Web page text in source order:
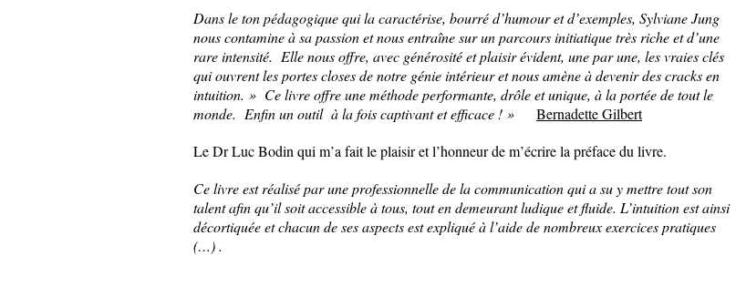
Dans le ton pédagogique qui la caractérise, bourré d’humour et d’exemples, Sylviane Jung
nous contamine à sa passion et nous entraîne sur un parcours initiatique très riche et d’une
rare intensité. Elle nous offre, avec générosité et plaisir évident, une par une, les vraies clés
qui ouvrent les portes closes de notre génie intérieur et nous amène à devenir des cracks en
intuition. » Ce livre offre une méthode performante, drôle et unique, à la portée de tout le
monde. Enfin un outil à la fois captivant et efficace ! » Bernadette Gilbert
Le Dr Luc Bodin qui m’a fait le plaisir et l’honneur de m’écrire la préface du livre.
Ce livre est réalisé par une professionnelle de la communication qui a su y mettre tout son
talent afin qu’il soit accessible à tous, tout en demeurant ludique et fluide. L’intuition est ainsi
décortiquée et chacun de ses aspects est expliqué à l’aide de nombreux exercices pratiques
(…) .